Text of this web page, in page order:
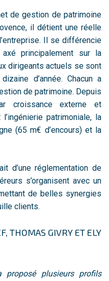
de gestion de patrimoine
il détient une réelle
Il se différencie
principalement sur la
dirigeants actuels se sont
d’année. Chacun a
de patrimoine. Depuis
croissance externe et
patrimoniale, la
(65 m€ d’encours) et la
d’une réglementation de
s’organisent avec un
de belles synergies
clients.
THOMAS GIVRY ET ELY
plusieurs profils